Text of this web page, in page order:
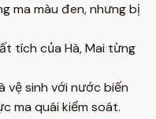
ma màu đen, nhưng bị
tích của Hà, Mai từng
vệ sinh với nước biến
ma quái kiểm soát.